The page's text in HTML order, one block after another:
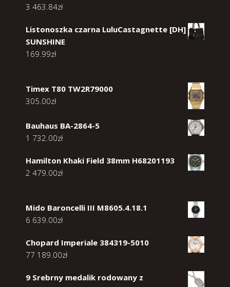
3 463.84zł
Listonoszka czarna LuluCastagnette [DH]
SUNSHINE
169.99zł
Timex T80 TW2R79000
305.00zł
Bauhaus BA-2864-5
1 732.00zł
Hamilton Khaki Field 38mm H68201193
2 479.00zł
Mido Baroncelli III M8605.4.18.1
6 639.00zł
Chopard Imperiale 384319-5010
77 189.00zł
9 Srebrny medalik rodowany z